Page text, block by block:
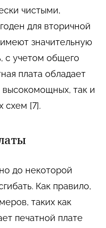
чистыми,
для вторичной
значительную
с учетом общего
плата обладает
так и
схем [7].
до некоторой
Как правило,
таких как
печатной плате